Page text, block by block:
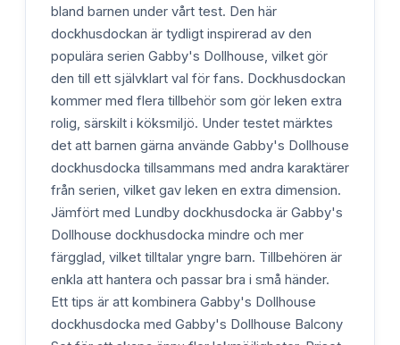
bland barnen under vårt test. Den här
dockhusdockan är tydligt inspirerad av den
populära serien Gabby's Dollhouse, vilket gör
den till ett självklart val för fans. Dockhusdockan
kommer med flera tillbehör som gör leken extra
rolig, särskilt i köksmiljö. Under testet märktes
det att barnen gärna använde Gabby's Dollhouse
dockhusdocka tillsammans med andra karaktärer
från serien, vilket gav leken en extra dimension.
Jämfört med Lundby dockhusdocka är Gabby's
Dollhouse dockhusdocka mindre och mer
färgglad, vilket tilltalar yngre barn. Tillbehören är
enkla att hantera och passar bra i små händer.
Ett tips är att kombinera Gabby's Dollhouse
dockhusdocka med Gabby's Dollhouse Balcony